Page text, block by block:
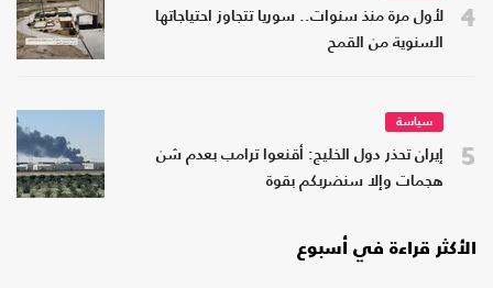
4
لأول مرة منذ سنوات.. سوريا تتجاوز احتياجاتها
السنوية من القمح
5
سياسة
إيران تحذر دول الخليج: أقنعوا ترامب بعدم شن
هجمات وإلا سنضربكم بقوة
الأكثر قراءة في أسبوع